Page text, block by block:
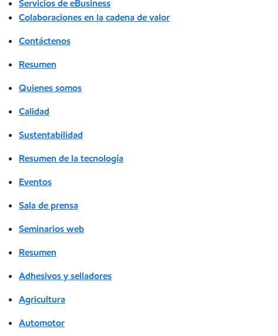
Servicios de eBusiness
Colaboraciones en la cadena de valor
Contáctenos
Resumen
Quienes somos
Calidad
Sustentabilidad
Resumen de la tecnología
Eventos
Sala de prensa
Seminarios web
Resumen
Adhesivos y selladores
Agricultura
Automotor